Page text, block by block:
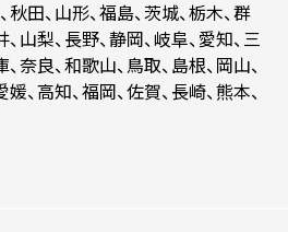
秋田、山形、福島、茨城、栃木、群
山梨、長野、静岡、岐阜、愛知、三
奈良、和歌山、鳥取、島根、岡山、
、高知、福岡、佐賀、長崎、熊本、